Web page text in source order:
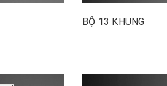
BỘ 13 KHUNG